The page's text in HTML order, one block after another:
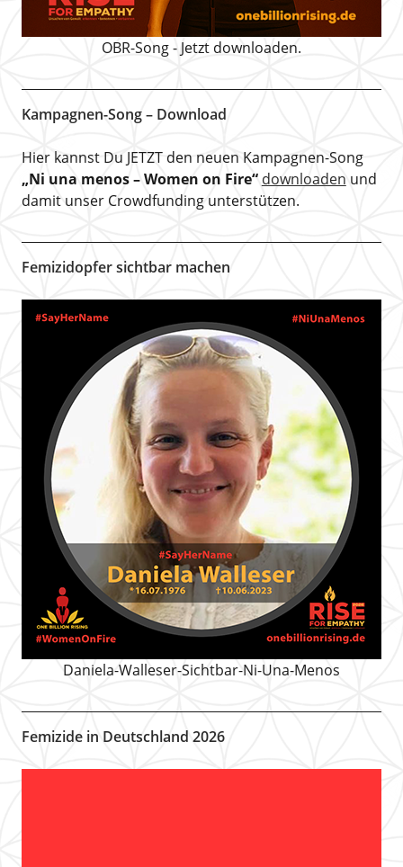
OBR-Song - Jetzt downloaden.
Kampagnen-Song – Download
Hier kannst Du JETZT den neuen Kampagnen-Song
„Ni una menos – Women on Fire“ downloaden und
damit unser Crowdfunding unterstützen.
Femizidopfer sichtbar machen
Daniela-Walleser-Sichtbar-Ni-Una-Menos
Femizide in Deutschland 2026